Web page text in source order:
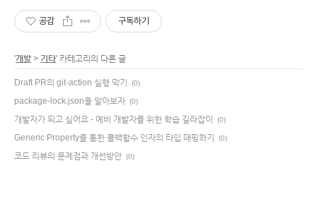
공감 구독하기
'개발> 기타' 카테고리의 다른 글
Draft PR의 git-action 실행 막기 (0)
package-lock.json을 알아보자 (0)
개발자가 되고 싶어요 - 예비 개발자를 위한 학습 길라잡이 (0)
Generic Property를 통한 콜백함수 인자의 타입 매핑하기 (0)
코드 리뷰의 문제점과 개선방안 (0)